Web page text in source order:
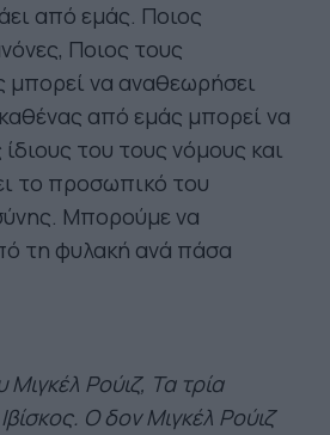
από εμάς. Ποιος
Ποιος τους
μπορεί να αναθεωρήσει
από εμάς μπορεί να
του τους νόμους και
το προσωπικό του
Μπορούμε να
τη φυλακή ανά πάσα
Μιγκέλ Ρούιζ, Τα τρία
Ο δον Μιγκέλ Ρούιζ